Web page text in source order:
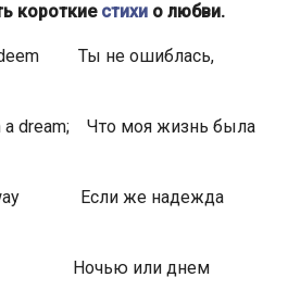
короткие стихи о любви.
deem Ты не ошиблась,
a dream; Что моя жизнь была
away Если же надежда
Ночью или днем